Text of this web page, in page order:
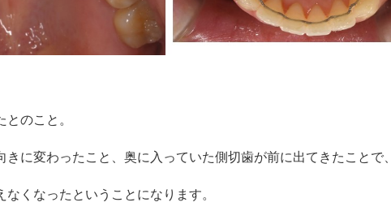
のこと。
きに変わったこと、奥に入っていた側切歯が前に出てきたことで、
くなったということになります。